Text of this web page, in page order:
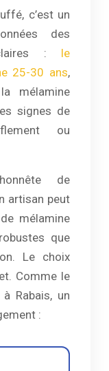
c’est un
des
: le
25-30 ans,
mélamine
signes de
ou
de
artisan peut
mélamine
que
Le choix
Comme le
Rabais, un
: